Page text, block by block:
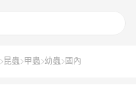
昆蟲 甲蟲 幼蟲 國內